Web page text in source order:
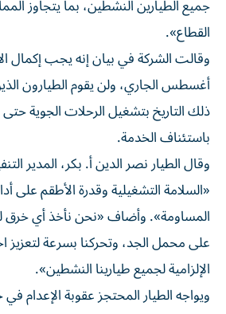
جميع الطيارين النشطين، بما يتجاوز
القطاع».
أغسطس الجاري، ولن يقوم الطيارون
ذلك التاريخ بتشغيل الرحلات الجوية
باستئناف الخدمة.
وقال الطيار نصر الدين أ. بكر، المدير
«السلامة التشغيلية وقدرة الأطقم على
المساومة». وأضاف «نحن نأخذ أي خرق
على محمل الجد، وتحركنا بسرعة لتعزيز
الإلزامية لجميع طيارينا النشطين».
ويواجه الطيار المحتجز عقوبة الإعدام